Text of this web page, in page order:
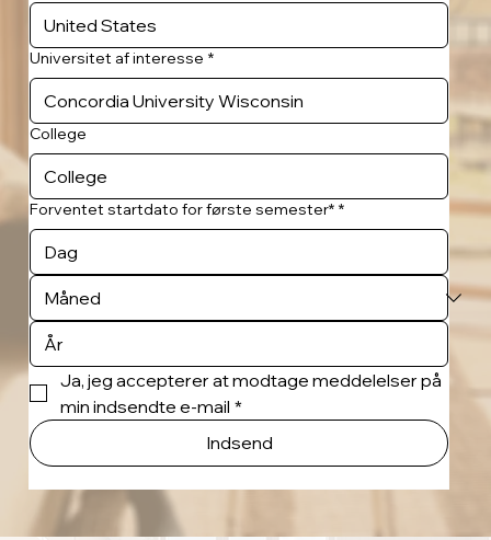
Universitet af interesse *
College
Forventet startdato for første semester* *
Ja, jeg accepterer at modtage meddelelser på
min indsendte e-mail *
Indsend